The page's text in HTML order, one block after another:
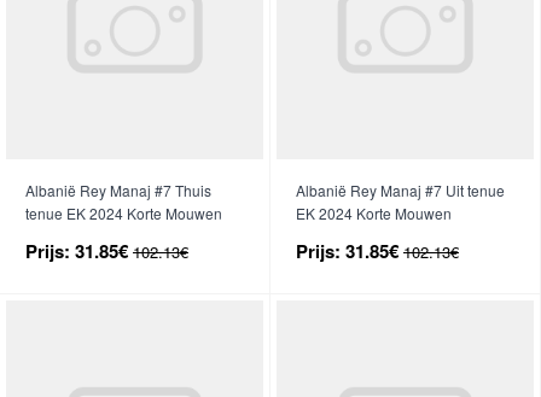
Albanië Rey Manaj #7 Thuis
tenue EK 2024 Korte Mouwen
Prijs: 31.85€ 102.13€
Albanië Rey Manaj #7 Uit tenue
EK 2024 Korte Mouwen
Prijs: 31.85€ 102.13€